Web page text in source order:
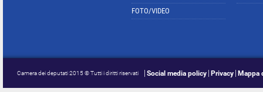
FOTO/VIDEO
Camera dei deputati 2015 © Tutti i diritti riservati Social media policy Privacy Mappa